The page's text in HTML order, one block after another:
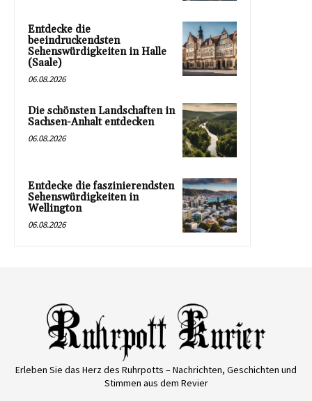
Entdecke die
beeindruckendsten
Sehenswürdigkeiten in Halle
(Saale)
06.08.2026
Die schönsten Landschaften in
Sachsen-Anhalt entdecken
06.08.2026
Entdecke die faszinierendsten
Sehenswürdigkeiten in
Wellington
06.08.2026
Erleben Sie das Herz des Ruhrpotts – Nachrichten, Geschichten und
Stimmen aus dem Revier